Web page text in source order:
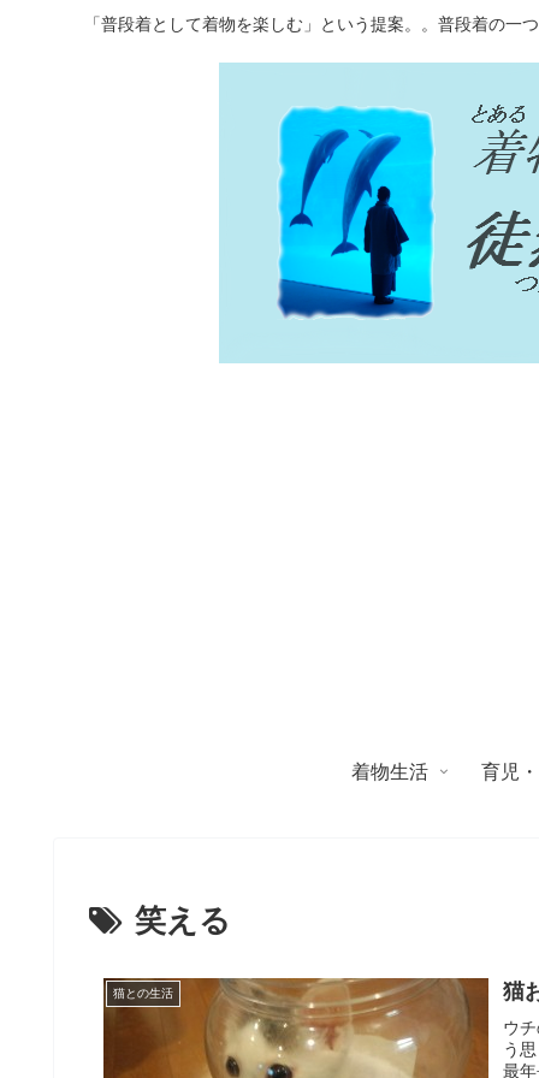
「普段着として着物を楽しむ」という提案。。普段着の
着物生活 育児
笑える
猫との生活 猫
ウ
う
最